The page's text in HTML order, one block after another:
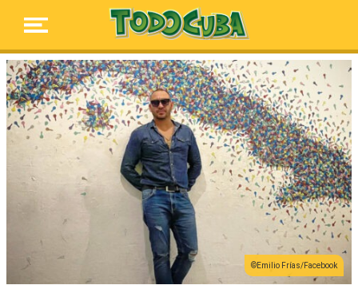
Emilio Frías/Facebook